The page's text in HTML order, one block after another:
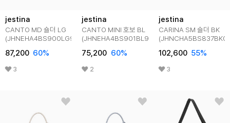
jestina
CANTO MD 숄더 LG
(JHNEHA4BS900LG980)
87,200 60%
3
jestina
CANTO MINI 호보 BL
(JHNEHA4BS901BL980)
75,200 60%
2
jestina
CARINA SM 숄더 BK
102,600 55%
3